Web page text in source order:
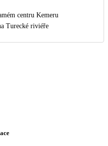
centru Kemeru
Turecké riviéře